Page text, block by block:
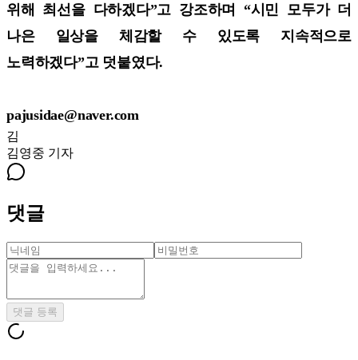
위해 최선을 다하겠다”고 강조하며 “시민 모두가 더
나은 일상을 체감할 수 있도록 지속적으로
노력하겠다”고 덧붙였다.
pajusidae@naver.com
김
김영중 기자
댓글
댓글 등록